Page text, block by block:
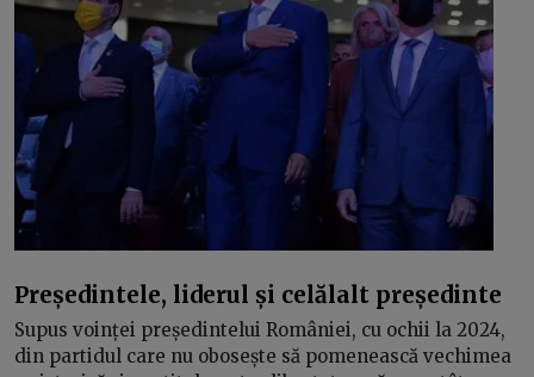
Președintele, liderul și celălalt președinte
Supus voinței președintelui României, cu ochii la 2024,
din partidul care nu obosește să pomenească vechimea